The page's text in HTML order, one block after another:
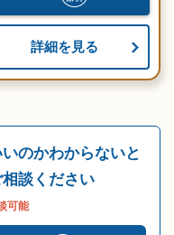
詳細を見る
のかわからないと
談ください
可能